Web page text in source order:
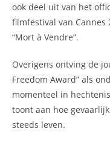
ook deel uit van het
filmfestival van Cannes
“Mort à Vendre”.
Overigens ontving de
Freedom Award” als
momenteel in
toont aan hoe
steeds leven.